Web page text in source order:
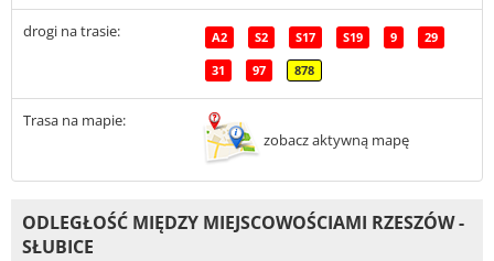
drogi na trasie: A2 S2 S17 S19 9 29
31 97 878
Trasa na mapie:
zobacz aktywną mapę
ODLEGŁOŚĆ MIĘDZY MIEJSCOWOŚCIAMI RZESZÓW -
SŁUBICE